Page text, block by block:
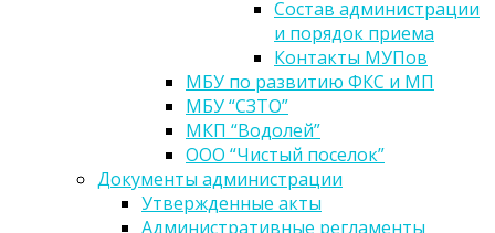
Состав администрации
и порядок приема
Контакты МУПов
МБУ по развитию ФКС и МП
МБУ “СЗТО”
МКП “Водолей”
ООО “Чистый поселок”
Документы администрации
Утвержденные акты
Административные регламенты